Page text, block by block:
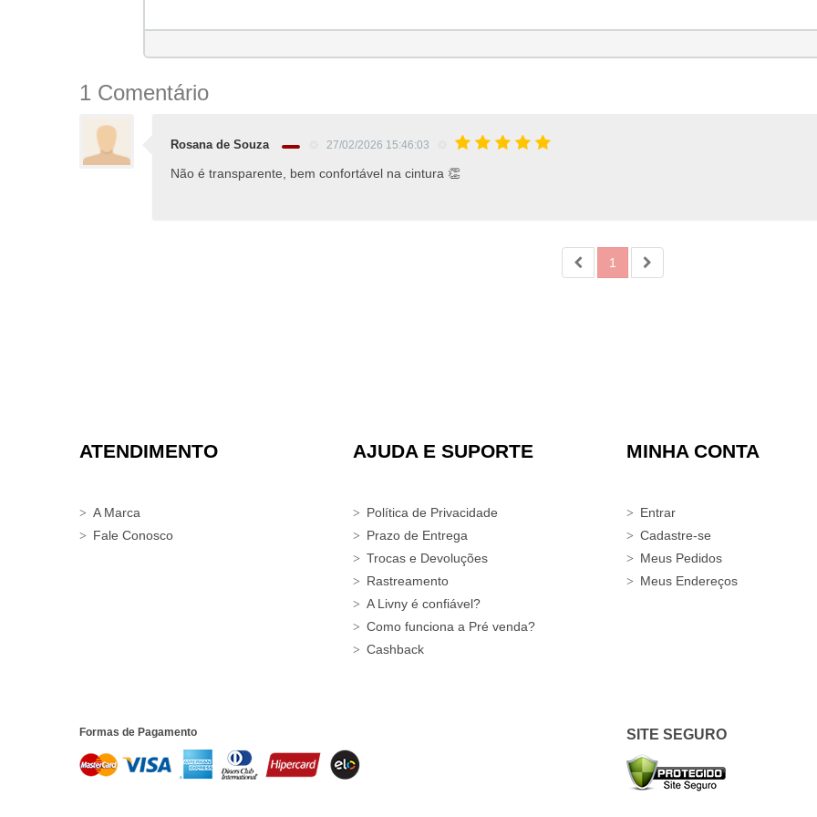
1 Comentário
Rosana de Souza 27/02/2026 15:46:03
Não é transparente, bem confortável na cintura 👏
1
ATENDIMENTO
A Marca
Fale Conosco
AJUDA E SUPORTE
Política de Privacidade
Prazo de Entrega
Trocas e Devoluções
Rastreamento
A Livny é confiável?
Como funciona a Pré venda?
Cashback
MINHA CONTA
Entrar
Cadastre-se
Meus Pedidos
Meus Endereços
Formas de Pagamento SITE SEGURO